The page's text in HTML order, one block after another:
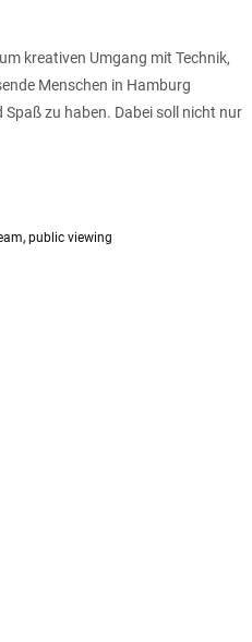
kreativen Umgang mit Technik,
Menschen in Hamburg
zu haben. Dabei soll nicht nur
,public viewing